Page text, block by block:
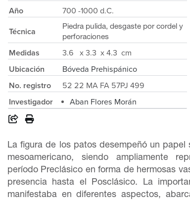
Año
700 -1000 d.C.
Técnica
Piedra pulida, desgaste por cordel y
perforaciones
Medidas
3.6 x 3.3 x 4.3 cm
Ubicación
Bóveda Prehispánico
No. registro
52 22 MA FA 57PJ 499
Investigador
Aban Flores Morán
La figura de los patos desempeñó un papel
mesoamericano, siendo ampliamente
período Preclásico en forma de hermosas
presencia hasta el Posclásico. La
manifestaba en diferentes aspectos,